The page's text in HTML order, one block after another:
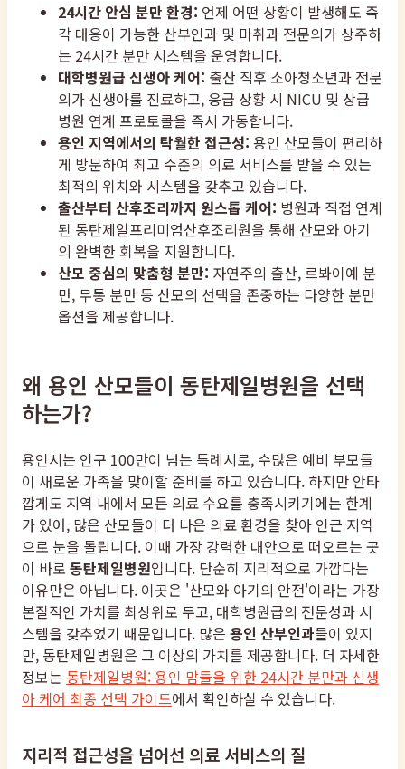
24시간 안심 분만 환경: 언제 어떤 상황이 발생해도 즉
각 대응이 가능한 산부인과 및 마취과 전문의가 상주하
는 24시간 분만 시스템을 운영합니다.
대학병원급 신생아 케어: 출산 직후 소아청소년과 전문
의가 신생아를 진료하고, 응급 상황 시 NICU 및 상급
병원 연계 프로토콜을 즉시 가동합니다.
용인 지역에서의 탁월한 접근성: 용인 산모들이 편리하
게 방문하여 최고 수준의 의료 서비스를 받을 수 있는
최적의 위치와 시스템을 갖추고 있습니다.
출산부터 산후조리까지 원스톱 케어: 병원과 직접 연계
된 동탄제일프리미엄산후조리원을 통해 산모와 아기
의 완벽한 회복을 지원합니다.
산모 중심의 맞춤형 분만: 자연주의 출산, 르봐이예 분
만, 무통 분만 등 산모의 선택을 존중하는 다양한 분만
옵션을 제공합니다.
왜 용인 산모들이 동탄제일병원을 선택
하는가?
용인시는 인구 100만이 넘는 특례시로, 수많은 예비 부모들
이 새로운 가족을 맞이할 준비를 하고 있습니다. 하지만 안타
깝게도 지역 내에서 모든 의료 수요를 충족시키기에는 한계
가 있어, 많은 산모들이 더 나은 의료 환경을 찾아 인근 지역
으로 눈을 돌립니다. 이때 가장 강력한 대안으로 떠오르는 곳
이 바로 동탄제일병원입니다. 단순히 지리적으로 가깝다는
이유만은 아닙니다. 이곳은 '산모와 아기의 안전'이라는 가장
본질적인 가치를 최상위로 두고, 대학병원급의 전문성과 시
스템을 갖추었기 때문입니다. 많은 용인 산부인과들이 있지
만, 동탄제일병원은 그 이상의 가치를 제공합니다. 더 자세한
정보는 동탄제일병원: 용인 맘들을 위한 24시간 분만과 신생
아 케어 최종 선택 가이드에서 확인하실 수 있습니다.
지리적 접근성을 넘어선 의료 서비스의 질